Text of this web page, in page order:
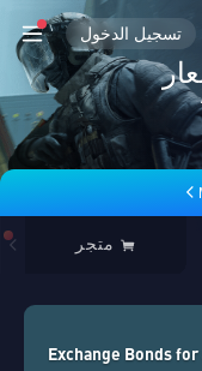
تسجيل الدخول
متجر
Exchange Bonds